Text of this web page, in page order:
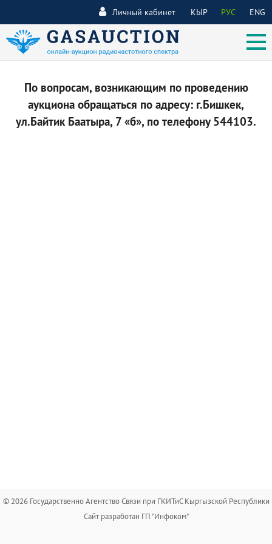
КЫР РУС ENG
Личный кабинет
По вопросам, возникающим по проведению
аукциона обращаться по адресу: г.Бишкек,
ул.Байтик Баатыра, 7 «б», по телефону 544103.
© 2026 Государственно Агентство Связи при ГКИТиС Кыргызской Республики
Сайт разработан ГП "Инфоком"